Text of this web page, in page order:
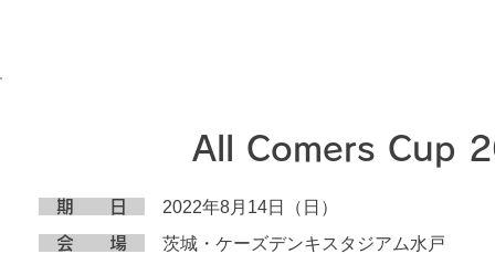
All Comers Cup
期 日 2022年8月14日（日）
会 場 茨城・ケーズデンキスタジアム水戸